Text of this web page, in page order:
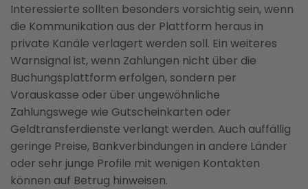
Interessierte sollten besonders vorsichtig sein, wenn
die Kommunikation aus der Plattform heraus in
private Kanäle verlagert werden soll. Ein weiteres
Warnsignal ist, wenn Zahlungen nicht über die
Buchungsplattform erfolgen, sondern per
Vorauskasse oder über ungewöhnliche
Zahlungswege wie Gutscheinkarten oder
Geldtransferdienste verlangt werden. Auch auffällig
geringe Preise, Bankverbindungen in andere Länder
oder sehr junge Profile mit wenigen Kontakten
können auf Betrug hinweisen.